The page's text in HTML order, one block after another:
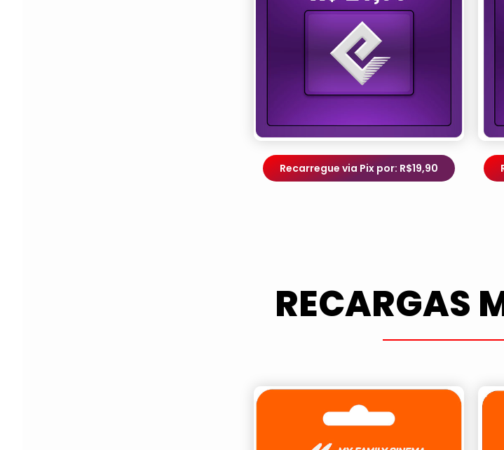
Recarregue via Pix por: R$19,90
RECARGAS